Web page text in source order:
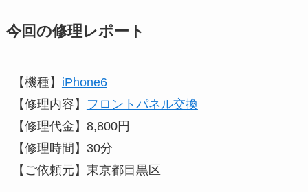
今回の修理レポート
【機種】 iPhone6
【修理内容】
フロントパネル交換
【修理代金】8,800円
【修理時間】30分
【ご依頼元】東京都目黒区